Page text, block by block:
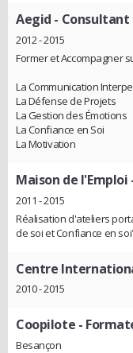
Aegid -
2012 - 2015
Former et Accompagner
La Communication
La Défense de Projets
La Gestion des Émotions
La Confiance en Soi
La Motivation
Maison de l'Emploi
2011 - 2015
Réalisation d'ateliers
de soi et Confiance en
Centre
2010 - 2015
Coopilote -
Besançon